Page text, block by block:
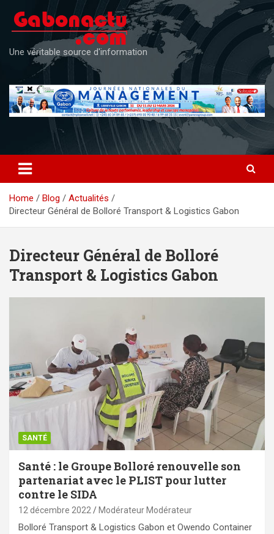
content
Une véritable source d'information
Home Blog
Actualités
Directeur Général de Bolloré Transport & Logistics Gabon
Directeur Général de Bolloré
Transport & Logistics Gabon
SANTÉ
Santé : le Groupe Bolloré renouvelle son
partenariat avec le PLIST pour lutter
contre le SIDA
12 décembre 2022 Modérateur Modérateur
Bolloré Transport & Logistics Gabon et Owendo Container